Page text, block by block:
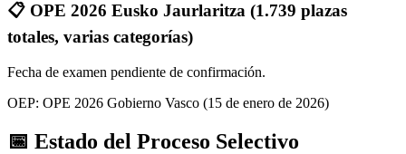
📋 OPE 2026 Eusko Jaurlaritza (1.739 plazas
totales, varias categorías)
Fecha de examen pendiente de confirmación.
OEP: OPE 2026 Gobierno Vasco (15 de enero de 2026)
📅 Estado del Proceso Selectivo